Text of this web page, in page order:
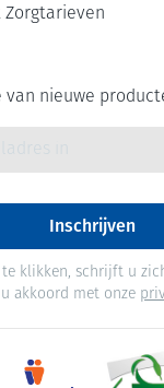
Zorgtarieven
van nieuwe
Inschrijven
klikken, schrijft u
akkoord met onze